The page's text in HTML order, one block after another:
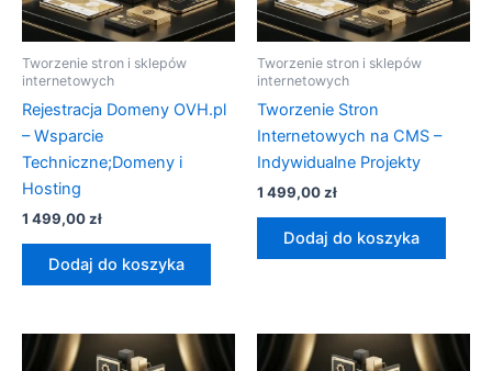
Tworzenie stron i sklepów
internetowych
Rejestracja Domeny OVH.pl
– Wsparcie
Techniczne;Domeny i
Hosting
1 499,00zł
Dodaj do koszyka
Tworzenie stron i sklepów
internetowych
Tworzenie Stron
Internetowych na CMS –
Indywidualne Projekty
1 499,00zł
Dodaj do koszyka